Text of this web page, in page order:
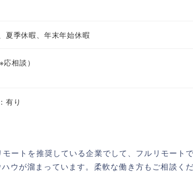
夏季休暇、年末年始休暇
相談）
有り
ートを推奨している企業でして、フルリモート
ウが溜まっています。柔軟な働き方もご相談く